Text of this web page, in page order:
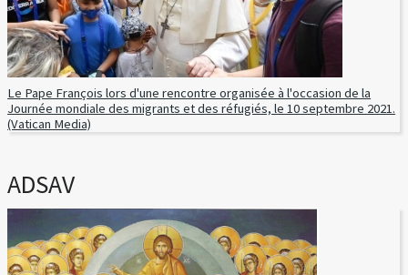
Le Pape François lors d'une rencontre organisée à l'occasion de la
Journée mondiale des migrants et des réfugiés, le 10 septembre 2021.
(Vatican Media)
ADSAV